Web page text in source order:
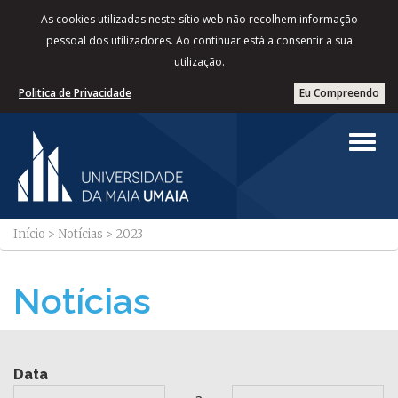
As cookies utilizadas neste sítio web não recolhem informação
pessoal dos utilizadores. Ao continuar está a consentir a sua
utilização.
Eu Compreendo
Politica de Privacidade
Início > Notícias > 2023
Notícias
Data